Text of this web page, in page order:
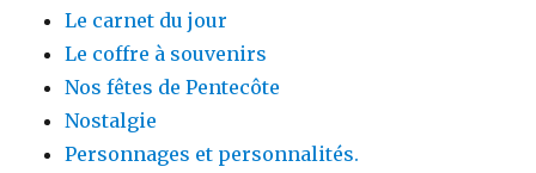
Le carnet du jour
Le coffre à souvenirs
Nos fêtes de Pentecôte
Nostalgie
Personnages et personnalités.